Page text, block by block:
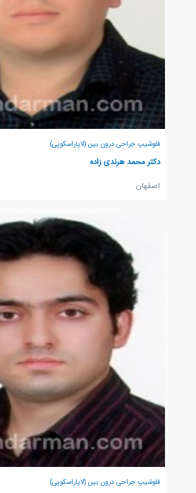
فلوشیپ جراحی درون بین (لاپاراسکوپی)
دکتر محمد هرندی زاده
اصفهان
فلوشیپ جراحی درون بین (لاپاراسکوپی)